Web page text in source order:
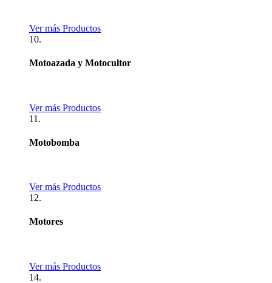
Ver más Productos
10.
Motoazada y Motocultor
Ver más Productos
11.
Motobomba
Ver más Productos
12.
Motores
Ver más Productos
14.